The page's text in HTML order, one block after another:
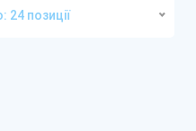
24 позиції